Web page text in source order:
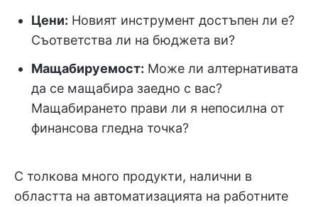
Цени: Новият инструмент достъпен ли е?
Съответства ли на бюджета ви?
Мащабируемост: Може ли алтернативата
да се мащабира заедно с вас?
Мащабирането прави ли я непосилна от
финансова гледна точка?
С толкова много продукти, налични в
областта на автоматизацията на работните